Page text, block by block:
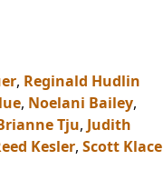
, Reginald Hudlin
, Noelani Bailey,
Tju, Judith
Kesler, Scott Klace